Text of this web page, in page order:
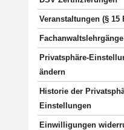
Veranstaltungen (§ 15
Fachanwaltslehrgänge
Privatsphäre-
ändern
Historie der
Einstellungen
Einwilligungen